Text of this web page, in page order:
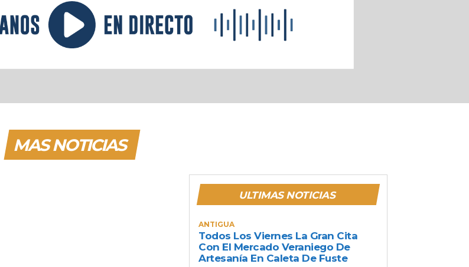
MAS NOTICIAS
ULTIMAS NOTICIAS
ANTIGUA
Todos Los Viernes La Gran Cita
Con El Mercado Veraniego De
Artesanía En Caleta De Fuste